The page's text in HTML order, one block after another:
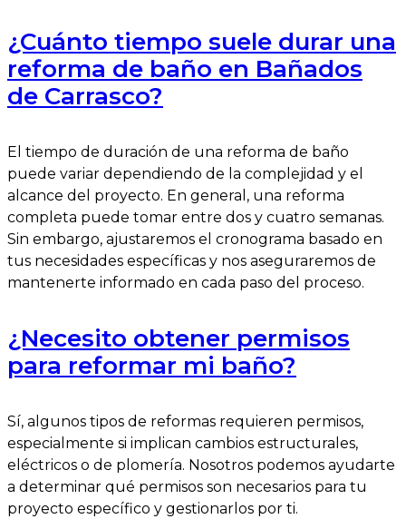
¿Cuánto tiempo suele durar una
reforma de baño en Bañados
de Carrasco?
El tiempo de duración de una reforma de baño
puede variar dependiendo de la complejidad y el
alcance del proyecto. En general, una reforma
completa puede tomar entre dos y cuatro semanas.
Sin embargo, ajustaremos el cronograma basado en
tus necesidades específicas y nos aseguraremos de
mantenerte informado en cada paso del proceso.
¿Necesito obtener permisos
para reformar mi baño?
Sí, algunos tipos de reformas requieren permisos,
especialmente si implican cambios estructurales,
eléctricos o de plomería. Nosotros podemos ayudarte
a determinar qué permisos son necesarios para tu
proyecto específico y gestionarlos por ti.